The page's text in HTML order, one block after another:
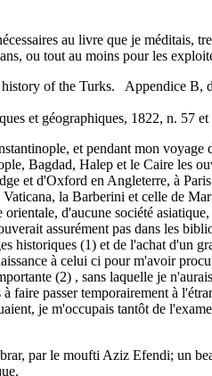
au livre que je méditais,
ou tout au moins pour les
of the Turks. Appendice
et géographiques, 1822, n. 57
et pendant mon
Bagdad, Halep et le Caire les
et d'Oxford en Angleterre, à
la Barberini et celle de
d'aucune société
assurément pas dans les
historiques (1) et de l'achat d'un
à celui ci pour m'avoir
(2) , sans laquelle je
faire passer temporairement à
je m'occupais tantôt de
par le moufti Aziz Efendi; un